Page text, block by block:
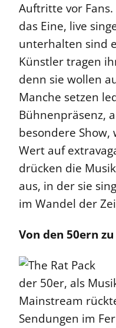
Auftritte vor
das Eine, live
unterhalten sind
Künstler tragen
denn sie wollen
Manche setzen
Bühnenpräsenz,
besondere
Wert auf
drücken die
aus, in der sie
im Wandel der
Von den 50ern
der 50er, als
Mainstream
Sendungen im